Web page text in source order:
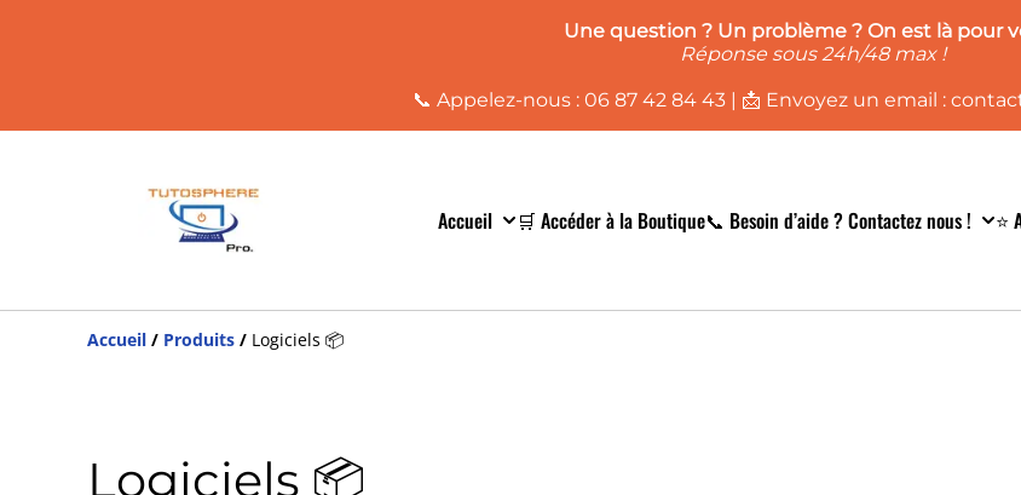
Une question ? Un problème ? On est là pour
Réponse sous 24h/48 max !
📞 Appelez-nous : 06 87 42 84 43 | 📩 Envoyez un email :
Accueil 🛒 Accéder à la Boutique📞 Besoin d’aide ? Contactez nous ! ⭐
Accueil / Produits / Logiciels 📦
Logiciels 📦